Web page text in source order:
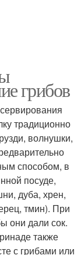
грибов
традиционно
волнушки,
способом, в
посуде,
дуба, хрен,
тмин). При
они дали сок.
также
с грибами или